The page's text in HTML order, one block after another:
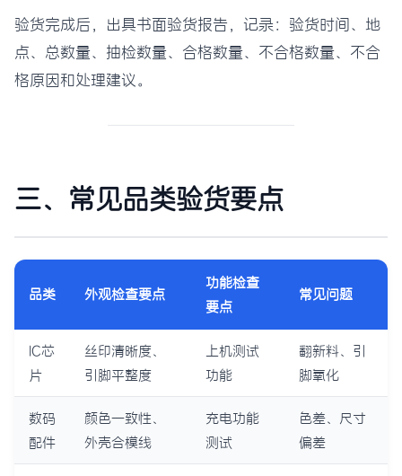
验货完成后，出具书面验货报告，记录：验货时间、地
点、总数量、抽检数量、合格数量、不合格数量、不合
格原因和处理建议。
三、常见品类验货要点
品类 外观检查要点
功能检查
要点
常见问题
IC芯
片
丝印清晰度、
引脚平整度
上机测试
功能
翻新料、引
脚氧化
数码
配件
颜色一致性、
外壳合模线
充电功能
测试
色差、尺寸
偏差